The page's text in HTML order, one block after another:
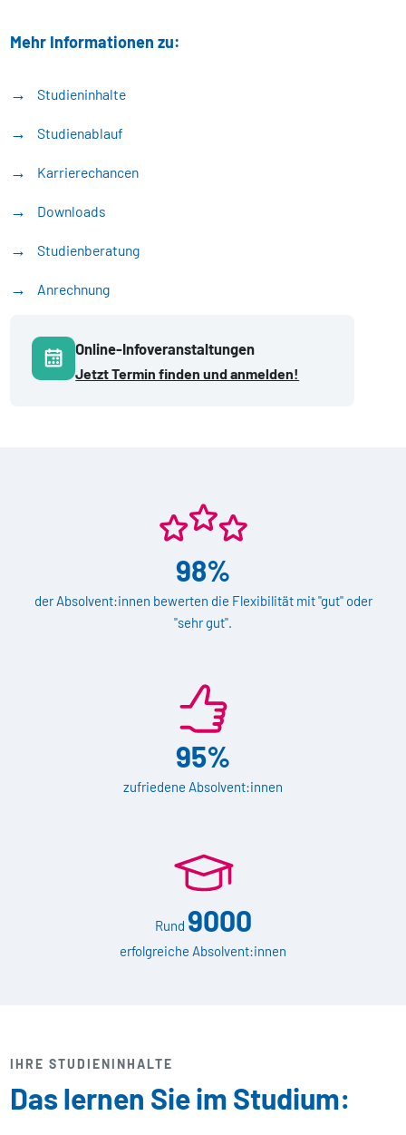
Mehr Informationen zu:
Studieninhalte
Studienablauf
Karrierechancen
Downloads
Studienberatung
Anrechnung
Online-Infoveranstaltungen
Jetzt Termin finden und anmelden!
98%
der Absolvent:innen bewerten die Flexibilität mit "gut" oder
"sehr gut".
95%
zufriedene Absolvent:innen
Rund 9000
erfolgreiche Absolvent:innen
IHRE STUDIENINHALTE
Das lernen Sie im Studium: